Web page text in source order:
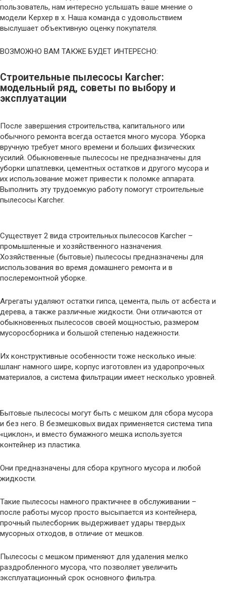
пользователь, нам интересно услышать ваше мнение о
модели Керхер в х. Наша команда с удовольствием
выслушает объективную оценку покупателя.
ВОЗМОЖНО ВАМ ТАКЖЕ БУДЕТ ИНТЕРЕСНО:
Строительные пылесосы Karcher:
модельный ряд, советы по выбору и
эксплуатации
После завершения строительства, капитального или
обычного ремонта всегда остается много мусора. Уборка
вручную требует много времени и больших физических
усилий. Обыкновенные пылесосы не предназначены для
уборки шпатлевки, цементных остатков и другого мусора и
их использование может привести к поломке аппарата.
Выполнить эту трудоемкую работу помогут строительные
пылесосы Karcher.
Существует 2 вида строительных пылесосов Karcher –
промышленные и хозяйственного назначения.
Хозяйственные (бытовые) пылесосы предназначены для
использования во время домашнего ремонта и в
послеремонтной уборке.
Агрегаты удаляют остатки гипса, цемента, пыль от асбеста и
дерева, а также различные жидкости. Они отличаются от
обыкновенных пылесосов своей мощностью, размером
мусоросборника и большой степенью надежности.
Их конструктивные особенности тоже несколько иные:
шланг намного шире, корпус изготовлен из ударопрочных
материалов, а система фильтрации имеет несколько уровней.
Бытовые пылесосы могут быть с мешком для сбора мусора
и без него. В безмешковых видах применяется система типа
«циклон», и вместо бумажного мешка используется
контейнер из пластика.
Они предназначены для сбора крупного мусора и любой
жидкости.
Такие пылесосы намного практичнее в обслуживании –
после работы мусор просто высыпается из контейнера,
прочный пылесборник выдерживает удары твердых
мусорных отходов, в отличие от мешков.
Пылесосы с мешком применяют для удаления мелко
раздробленного мусора, что позволяет увеличить
эксплуатационный срок основного фильтра.